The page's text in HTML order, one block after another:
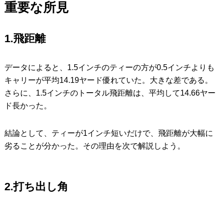
重要な所見
1.飛距離
データによると、1.5インチのティーの方が0.5インチよりも
キャリーが平均14.19ヤード優れていた。大きな差である。
さらに、1.5インチのトータル飛距離は、平均して14.66ヤー
ド長かった。
結論として、ティーが1インチ短いだけで、飛距離が大幅に
劣ることが分かった。その理由を次で解説しよう。
2.打ち出し角